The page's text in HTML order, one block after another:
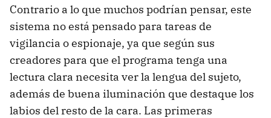
Contrario a lo que muchos podrían pensar, este
sistema no está pensado para tareas de
vigilancia o espionaje, ya que según sus
creadores para que el programa tenga una
lectura clara necesita ver la lengua del sujeto,
además de buena iluminación que destaque los
labios del resto de la cara. Las primeras